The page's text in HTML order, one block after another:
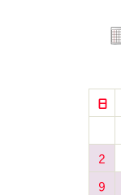
日
2
9